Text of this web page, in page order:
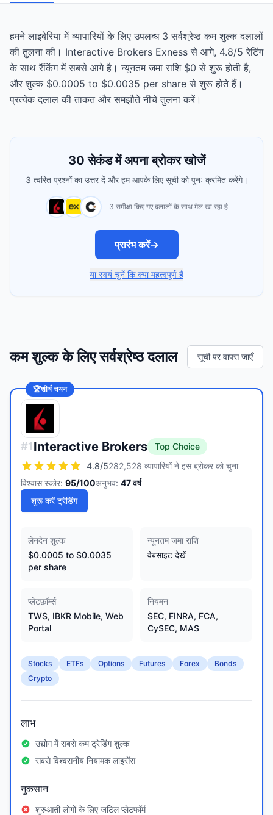
हमने लाइबेरिया में व्यापारियों के लिए उपलब्ध 3 सर्वश्रेष्ठ कम शुल्क दलालों
की तुलना की। Interactive Brokers Exness से आगे, 4.8/5 रेटिंग
के साथ रैंकिंग में सबसे आगे है। न्यूनतम जमा राशि $0 से शुरू होती है,
और शुल्क $0.0005 to $0.0035 per share से शुरू होते हैं।
प्रत्येक दलाल की ताकत और समझौते नीचे तुलना करें।
30 सेकंड में अपना ब्रोकर खोजें
3 त्वरित प्रश्नों का उत्तर दें और हम आपके लिए सूची को पुनः क्रमित करेंगे।
3 समीक्षा किए गए दलालों के साथ मेल खा रहा है
प्रारंभ करें→
या स्वयं चुनें कि क्या महत्वपूर्ण है
कम शुल्क के लिए सर्वश्रेष्ठ दलाल सूची पर वापस जाएँ
🏆शीर्ष चयन
#1Interactive Brokers
Top Choice
4.8/5282,528 व्यापारियों ने इस ब्रोकर को चुना
विश्वास स्कोर: 95/100अनुभव: 47वर्ष
शुरू करें ट्रेडिंग
लेनदेन शुल्क
$0.0005 to $0.0035
per share
न्यूनतम जमा राशि
वेबसाइट देखें
प्लेटफ़ॉर्म्स
TWS, IBKR Mobile, Web
Portal
नियमन
SEC, FINRA, FCA,
CySEC, MAS
Stocks ETFs Options Futures Forex
Bonds
Crypto
लाभ
उद्योग में सबसे कम ट्रेडिंग शुल्क
सबसे विश्वसनीय नियामक लाइसेंस
नुकसान
शुरुआती लोगों के लिए जटिल प्लेटफॉर्म